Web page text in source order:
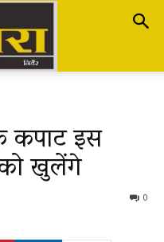
कपाट इस
को खुलेंगे
0